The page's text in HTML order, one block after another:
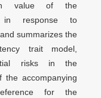
value of the
in response to
summarizes the
trait model,
risks in the
the accompanying
for the